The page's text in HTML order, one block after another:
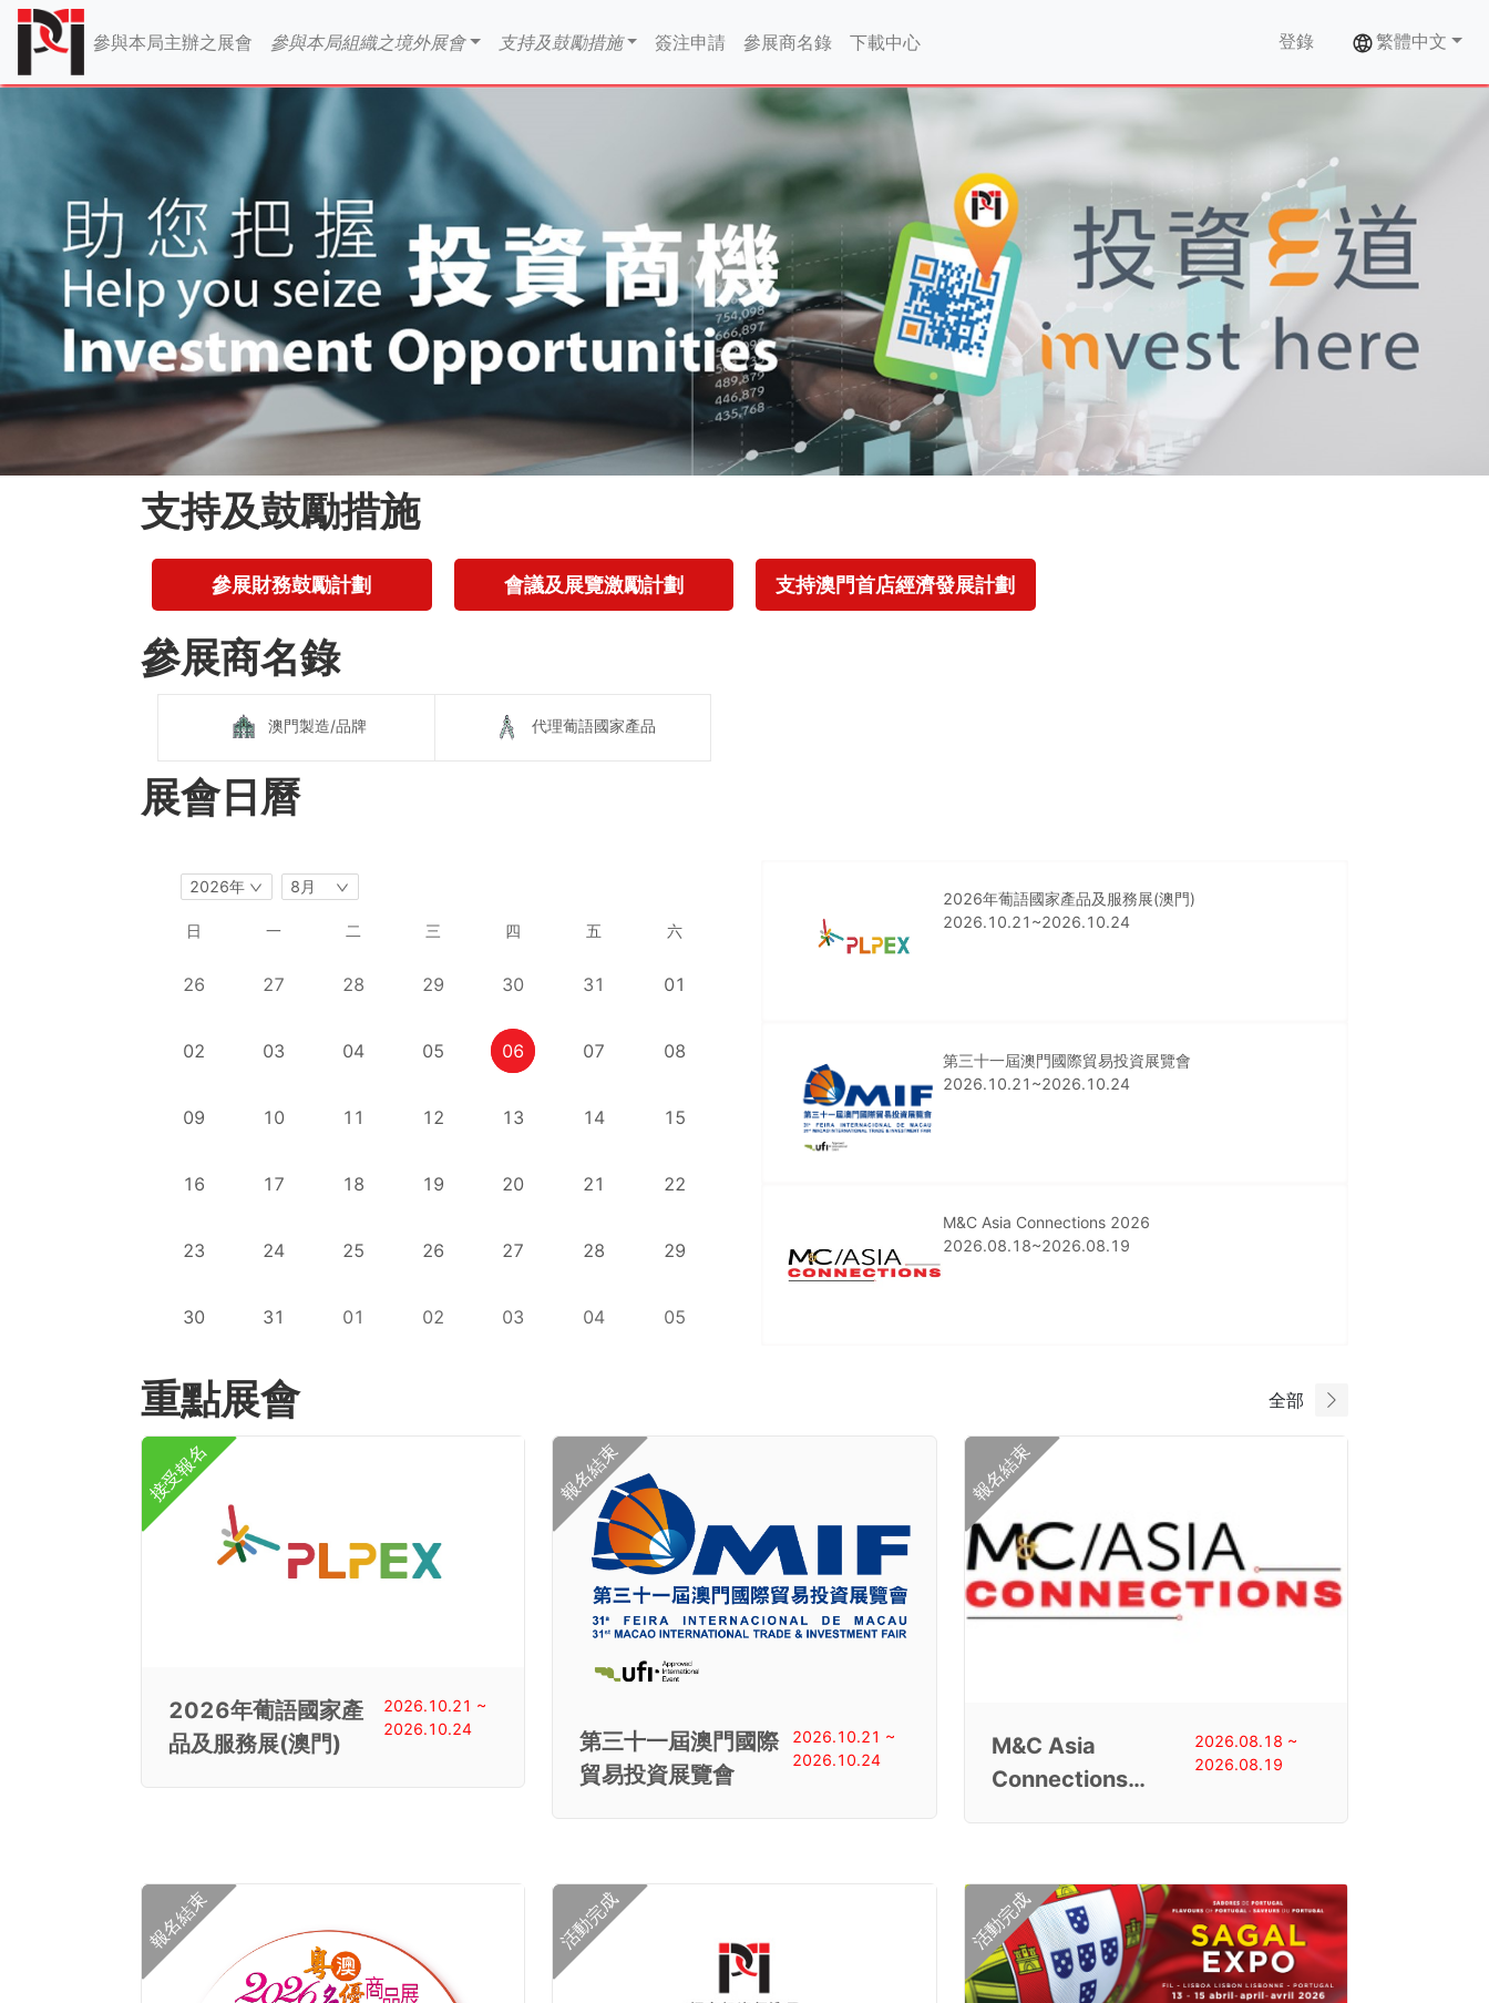
參與本局主辦之展會 參與本局組織之境外展會 支持及鼓勵措施 簽注申請 參展商名錄 下載中心 登錄 繁體中文
支持及鼓勵措施
參展財務鼓勵計劃 會議及展覽激勵計劃 支持澳門首店經濟發展計劃
參展商名錄
澳門製造/品牌 代理葡語國家產品
展會日曆
2026年 8月
日 一 二 三 四 五 六
26 27 28 29 30 31 01
02 03 04 05 06 07 08
09 10 11 12 13 14 15
16 17 18 19 20 21 22
23 24 25 26 27 28 29
30 31 01 02 03 04 05
2026年葡語國家產品及服務展(澳門)
2026.10.21~2026.10.24
第三十一屆澳門國際貿易投資展覽會
2026.10.21~2026.10.24
M&C Asia Connections 2026
2026.08.18~2026.08.19
重點展會 全部
2026年葡語國家產
品及服務展(澳門)
2026.10.21 ~
2026.10.24
第三十一屆澳門國際
貿易投資展覽會
2026.10.21 ~
2026.10.24
M&C Asia
Connections
2026.08.18 ~
2026.08.19